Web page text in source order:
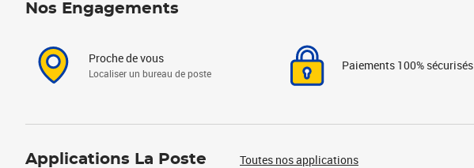
Nos Engagements
Proche de vous
Localiser un bureau de poste
Paiements 100% sécurisés
Applications La Poste Toutes nos applications